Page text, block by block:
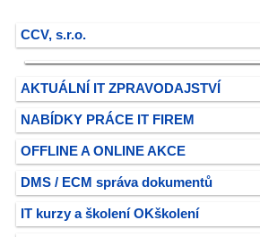
CCV, s.r.o.
AKTUÁLNÍ IT ZPRAVODAJSTVÍ
NABÍDKY PRÁCE IT FIREM
OFFLINE A ONLINE AKCE
DMS / ECM správa dokumentů
IT kurzy a školení OKškolení